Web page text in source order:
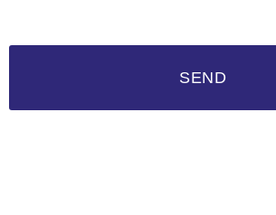
SEND